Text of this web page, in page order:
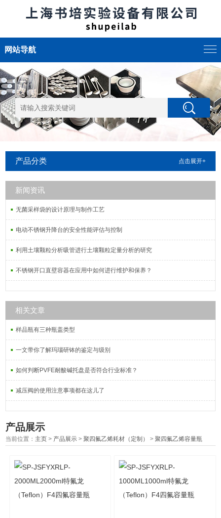
网站导航
产品分类 点击展开+
新闻资讯
无菌采样袋的设计原理与制作工艺
电动不锈钢升降台的安全性能评估与控制
利用土壤颗粒分析吸管进行土壤颗粒定量分析的研究
不锈钢开口直壁容器在应用中如何进行维护和保养？
相关文章
样品瓶有三种瓶盖类型
一文带你了解玛瑙研钵的鉴定与级别
如何判断PVFE耐酸碱托盘是否符合行业标准？
减压阀的使用注意事项都在这儿了
产品展示
当前位置： 主页 > 产品展示 >聚四氟乙烯耗材（定制） >聚四氟乙烯容量瓶